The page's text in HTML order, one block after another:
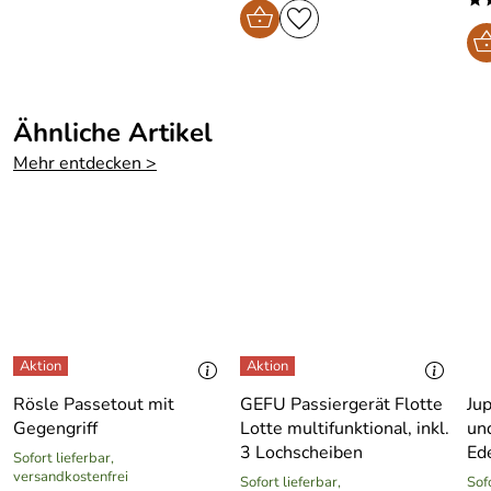
Herzlichen Dank!
Kaufdatum: 15.06.2018
Bewertungsdatum: 30.06.2018
Ellli
Verifizierte Bewertung
Super, schnelle Lieferung, klasse Qualität. Volle
Empfehlung.
Ähnliche Artikel
Mehr entdecken >
Rösle Passetout mit
Gegengriff
Sofort lieferbar,
versandkostenfrei
GEFU Passiergerät Flotte
Lotte multifunktional, inkl.
3 Lochscheiben
Sofort lieferbar,